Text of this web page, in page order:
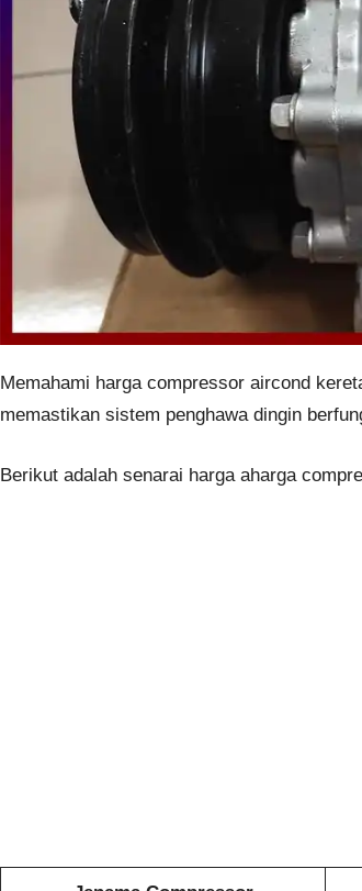
Memahami harga compressor aircond
memastikan sistem penghawa dingin
Berikut adalah senarai harga aharga